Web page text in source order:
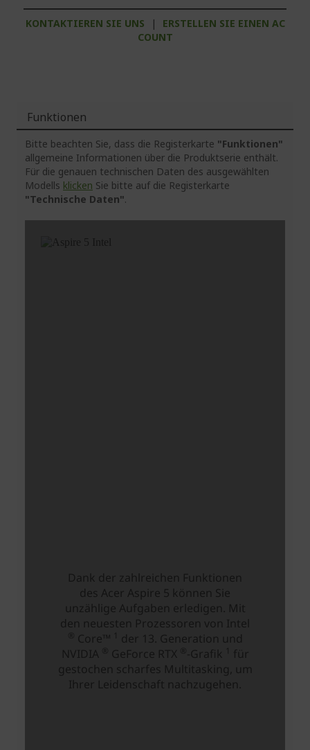
KONTAKTIEREN SIE UNS |
ERSTELLEN SIE EINEN AC
COUNT
Funktionen
Bitte beachten Sie, dass die Registerkarte "Funktionen"
allgemeine Informationen über die Produktserie enthält.
Für die genauen technischen Daten des ausgewählten
Modells klicken Sie bitte auf die Registerkarte
"Technische Daten".